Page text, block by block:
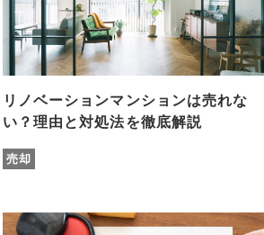
リノベーションマンションは売れな
い？理由と対処法を徹底解説
売却